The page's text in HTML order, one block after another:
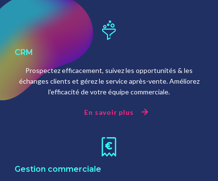
CRM
Prospectez efficacement, suivez les opportunités & les
échanges clients et gérez le service après-vente. Améliorez
l’efficacité de votre équipe commerciale.
En savoir plus
Gestion commerciale